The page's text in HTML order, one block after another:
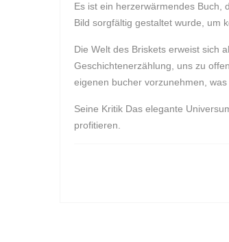
Es ist ein herzerwärmendes Buch,
Bild sorgfältig gestaltet wurde, um
Die Welt des Briskets erweist sich
Geschichtenerzählung, uns zu
eigenen bucher vorzunehmen,
Seine Kritik Das elegante
profitieren.